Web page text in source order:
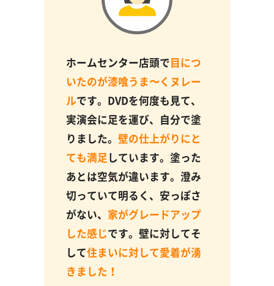
ホームセンター店頭で目につ
いたのが漆喰うま〜くヌレー
ルです。DVDを何度も見て、
実演会に足を運び、自分で塗
りました。 壁の仕上がりにと
ても満足しています。塗った
あとは空気が違います。澄み
切っていて明るく、安っぽさ
がない、 家がグレードアップ
した感じです。壁に対してそ
して住まいに対して愛着が湧
きました！